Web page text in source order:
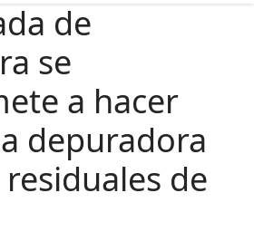
de
se
a hacer
depuradora
de